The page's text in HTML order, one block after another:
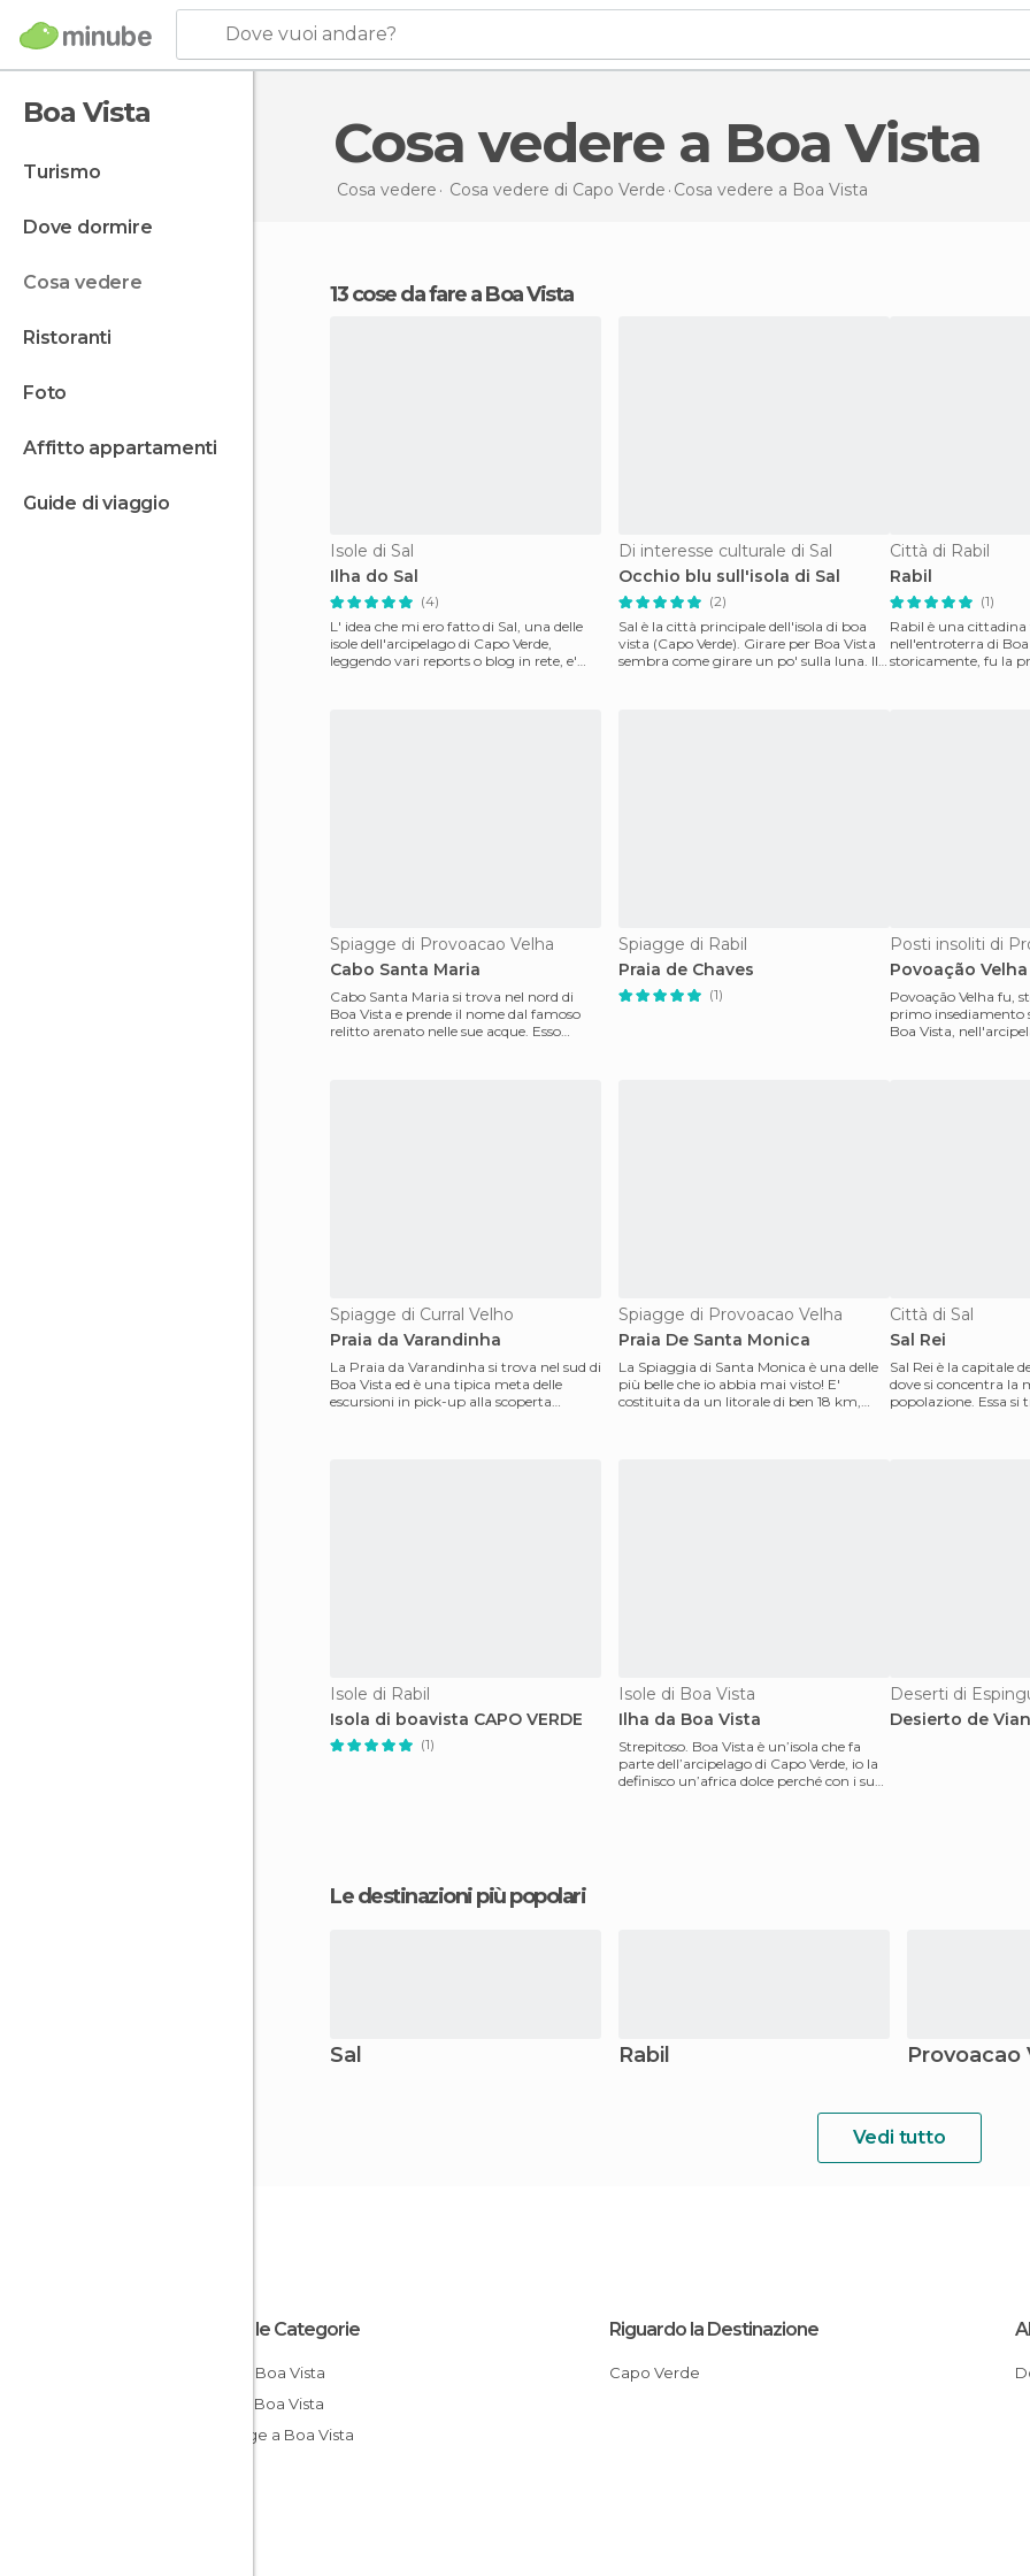
Dove vuoi andare?
Boa Vista
turismo
dove dormire
cosa vedere
ristoranti
foto
affitto appartamenti
guide di viaggio
Cosa vedere a Boa Vista
Cosa vedere Cosa vedere di Capo Verde Cosa vedere a Boa Vista
13 cose da fare a Boa Vista
Isole di Sal
Ilha do Sal
(4)
L' idea che mi ero fatto di Sal, una delle
isole dell'arcipelago di Capo Verde,
leggendo vari reports o blog in rete, e'
Di interesse culturale di Sal
Occhio blu sull'isola di Sal
(2)
Sal è la città principale dell'isola di boa
vista (Capo Verde). Girare per Boa Vista
sembra come girare un po' sulla luna. Il
Città di Rabil
Rabil
(1)
Rabil è una
nell'entroterra di Boa
storicamente, fu la
Spiagge di Provoacao Velha
Cabo Santa Maria
Cabo Santa Maria si trova nel nord di
Boa Vista e prende il nome dal famoso
relitto arenato nelle sue acque. Esso
Spiagge di Rabil
Praia de Chaves
(1)
Posti insoliti di
Povoação Velha
Povoação Velha fu,
primo insediamento
Boa Vista,
Spiagge di Curral Velho
Praia da Varandinha
La Praia da Varandinha si trova nel sud di
Boa Vista ed è una tipica meta delle
escursioni in pick-up alla scoperta
Spiagge di Provoacao Velha
Praia De Santa Monica
La Spiaggia di Santa Monica è una delle
più belle che io abbia mai visto! E'
costituita da un litorale di ben 18 km,
Città di Sal
Sal Rei
Sal Rei è la capitale
dove si concentra la
popolazione. Essa si
Isole di Rabil
Isola di boavista CAPO VERDE
(1)
Isole di Boa Vista
Ilha da Boa Vista
Strepitoso. Boa Vista è un’isola che fa
parte dell’arcipelago di Capo Verde, io la
definisco un’africa dolce perché con i suoi
Deserti di
Desierto de
Le destinazioni più popolari
Sal Rabil Provoacao
Vedi tutto
Tutte le Categorie
Città a Boa Vista
Isole a Boa Vista
Spiagge a Boa Vista
Riguardo la Destinazione
Capo Verde